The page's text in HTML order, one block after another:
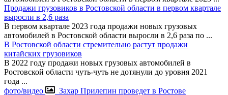
Продажи грузовиков в Ростовской области в первом квартале
выросли в 2,6 раза
В первом квартале 2023 года продажи новых грузовых
автомобилей в Ростовской области выросли в 2,6 раза по ...
В Ростовской области стремительно растут продажи
китайских грузовиков
В 2022 году продажи новых грузовых автомобилей в
Ростовской области чуть-чуть не дотянули до уровня 2021
года ...
фото/видео
Захар Прилепин проведет в Ростове